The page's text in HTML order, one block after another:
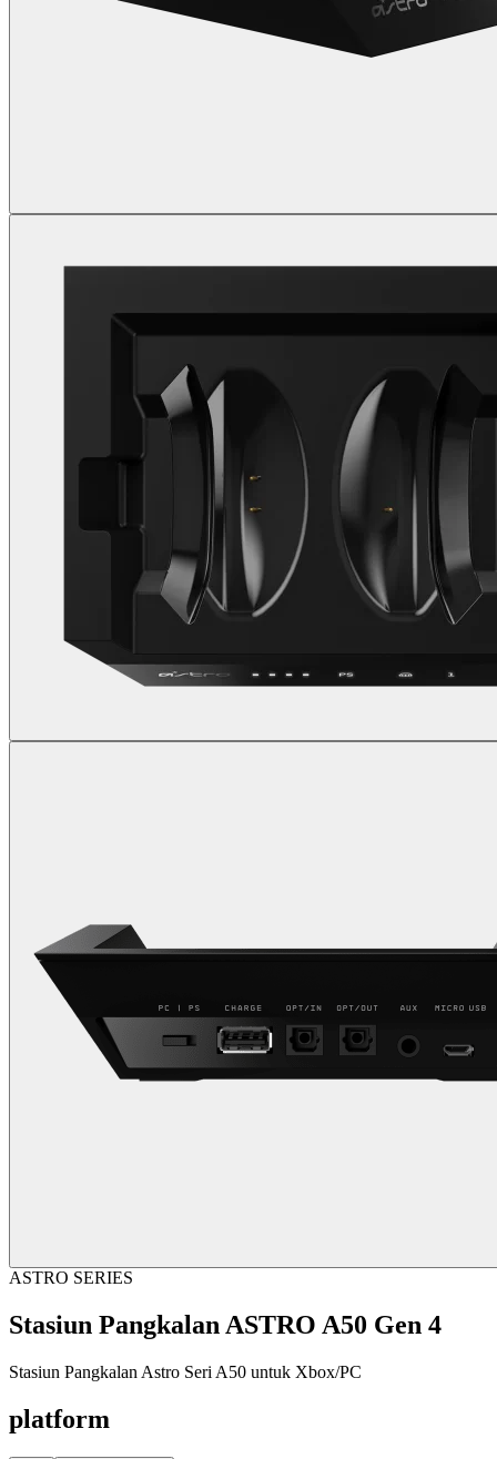
ASTRO SERIES
Stasiun Pangkalan ASTRO A50 Gen 4
Stasiun Pangkalan Astro Seri A50 untuk Xbox/PC
platform